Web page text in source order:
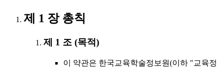
제 1 장 총칙
제 1 조 (목적)
이 약관은 한국교육학술정보원(이하 "교육정